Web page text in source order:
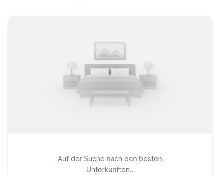
Auf der Suche nach den besten
Unterkünften..